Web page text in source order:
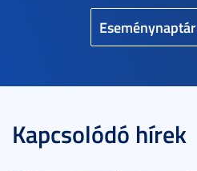
Eseménynaptár
Kapcsolódó hírek